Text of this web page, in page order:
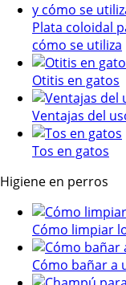
Plata coloidal
cómo se utiliza
Otitis en gatos
Ventajas del
Tos en gatos
Higiene en perros
Cómo limpiar
Cómo bañar a